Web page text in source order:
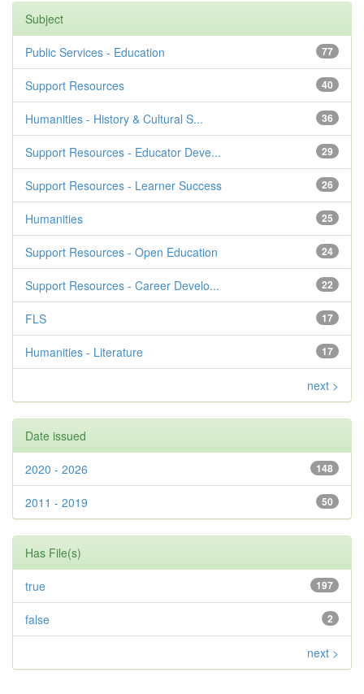
Subject
77
Public Services - Education
40
Support Resources
36
Humanities - History & Cultural S...
29
Support Resources - Educator Deve...
26
Support Resources - Learner Success
25
Humanities
24
Support Resources - Open Education
22
Support Resources - Career Develo...
17
FLS
17
Humanities - Literature
next >
Date issued
148
2020 - 2026
50
2011 - 2019
Has File(s)
197
true
2
false
next >